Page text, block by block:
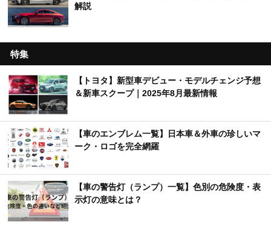
解説
特集
【トヨタ】新型車デビュー・モデルチェンジ予想
＆新車スクープ｜2025年8月最新情報
【車のエンブレム一覧】日本車＆外車の珍しいマ
ーク・ロゴを完全網羅
【車の警告灯（ランプ）一覧】色別の危険度・表
示灯の意味とは？